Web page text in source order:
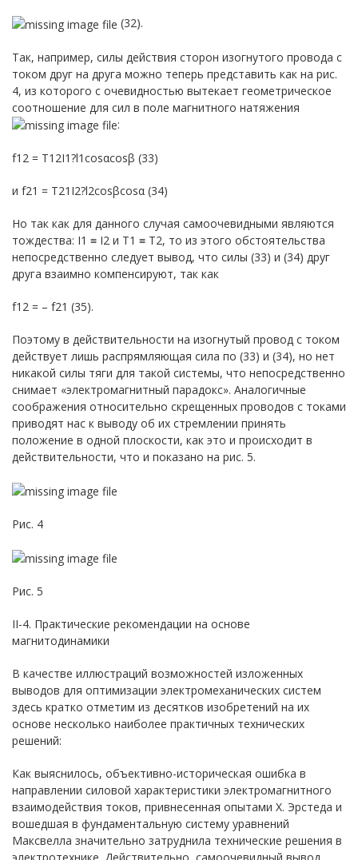
(32).
Так, например, силы действия сторон изогнутого провода с
током друг на друга можно теперь представить как на рис.
4, из которого с очевидностью вытекает геометрическое
соотношение для сил в поле магнитного натяжения
:
f12 = T12I1?l1cosαcosβ (33)
и f21 = T21I2?l2cosβcosα (34)
Но так как для данного случая самоочевидными являются
тождества: I1 ≡ I2 и T1 ≡ T2, то из этого обстоятельства
непосредственно следует вывод, что силы (33) и (34) друг
друга взаимно компенсируют, так как
f12 = – f21 (35).
Поэтому в действительности на изогнутый провод с током
действует лишь распрямляющая сила по (33) и (34), но нет
никакой силы тяги для такой системы, что непосредственно
снимает «электромагнитный парадокс». Аналогичные
соображения относительно скрещенных проводов с токами
приводят нас к выводу об их стремлении принять
положение в одной плоскости, как это и происходит в
действительности, что и показано на рис. 5.
Рис. 4
Рис. 5
II-4. Практические рекомендации на основе
магнитодинамики
В качестве иллюстраций возможностей изложенных
выводов для оптимизации электромеханических систем
здесь кратко отметим из десятков изобретений на их
основе несколько наиболее практичных технических
решений:
Как выяснилось, объективно-историческая ошибка в
направлении силовой характеристики электромагнитного
взаимодействия токов, привнесенная опытами Х. Эрстеда и
вошедшая в фундаментальную систему уравнений
Максвелла значительно затруднила технические решения в